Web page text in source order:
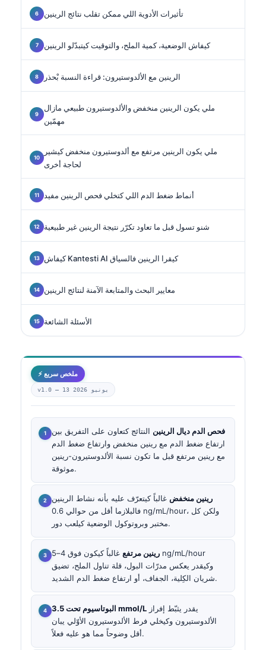
تأثيرات الأدوية اللي ممكن تقلب نتائج الرينين
كيفاش الوضعية، كمية الملح، والتوقيت كيتبدّلو الرينين
الرينين مع الألدوستيرون: قراءة النسبة بْحذر
ملي يكون الرينين منخفض والألدوستيرون طبيعي مازال
مهمّين
ملي يكون الرينين مرتفع مع ألدوستيرون منخفض كيشير
لحاجة أخرى
أنماط ضغط الدم اللي كتخلي فحص الرينين مفيد
شنو تسول قبل ما تعاود تكرّر نتيجة الرينين غير طبيعية
كيفاش Kantesti AI كيقرا الرينين فالسياق
معايير البحث والمتابعة الآمنة لنتائج الرينين
الأسئلة الشائعة
⚡ ملخص سريع
v1.0 — 13 يونيو 2026
فحص الدم ديال الرينين النتائج كتعاون على التفريق بين
ارتفاع ضغط الدم مع رينين منخفض وارتفاع ضغط الدم
مع رينين مرتفع قبل ما تكون نسبة الألدوستيرون-رينين
موثوقة.
رينين منخفض غالباً كيتعرّف عليه بأنه نشاط الرينين
فالبلازما أقل من حوالي 0.6 ng/mL/hour، ولكن كل
مختبر وبروتوكول الوضعية كيلعب دور.
رينين مرتفع
غالباً كيكون فوق 4–5 ng/mL/hour
وكيقدر يعكس مدرّات البول، قلة تناول الملح، تضيق
شريان الكِلية، الجفاف، أو ارتفاع ضغط الدم الشديد.
البوتاسيوم تحت 3.5 mmol/L
الألدوستيرون وكيخلي فرط الألدوستيرون الأوّلي يبان
أقل وضوحاً مما هو عليه فعلاً.